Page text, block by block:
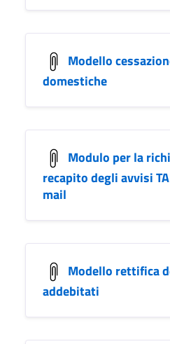
Modello
domestiche
Modulo per la
recapito degli avvisi
mail
Modello rettifica
addebitati